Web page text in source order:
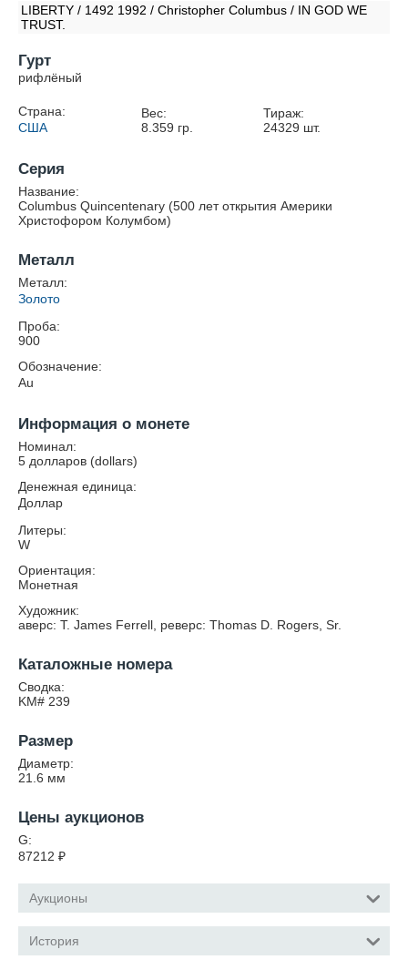
LIBERTY / 1492 1992 / Christopher Columbus / IN GOD WE
TRUST.
Гурт
рифлёный
Страна:
США
Вес:
8.359 гр.
Тираж:
24329 шт.
Серия
Название:
Columbus Quincentenary (500 лет открытия Америки
Христофором Колумбом)
Металл
Металл:
Золото
Проба:
900
Обозначение:
Au
Информация о монете
Номинал:
5 долларов (dollars)
Денежная единица:
Доллар
Литеры:
W
Ориентация:
Монетная
Художник:
аверс: T. James Ferrell, реверс: Thomas D. Rogers, Sr.
Каталожные номера
Сводка:
KM# 239
Размер
Диаметр:
21.6 мм
Цены аукционов
G:
87212 ₽
Аукционы
История